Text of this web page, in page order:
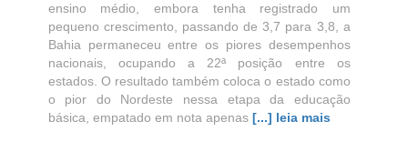
ensino médio, embora tenha registrado um
pequeno crescimento, passando de 3,7 para 3,8, a
Bahia permaneceu entre os piores desempenhos
nacionais, ocupando a 22ª posição entre os
estados. O resultado também coloca o estado como
o pior do Nordeste nessa etapa da educação
básica, empatado em nota apenas [...] leia mais